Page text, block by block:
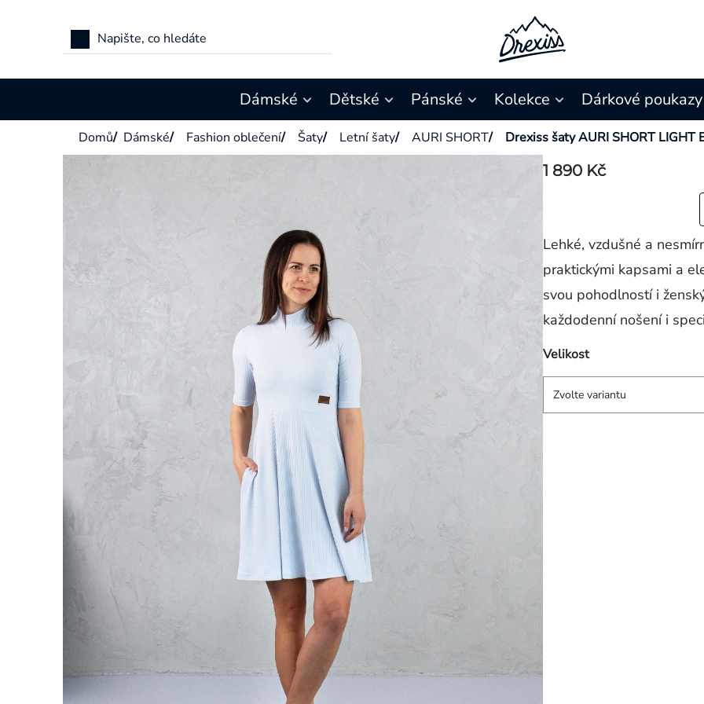
Dámské Dětské Pánské Kolekce Dárkové poukazy
Domů/ Dámské/ Fashion oblečení/ Šaty/ Letní šaty/ AURI SHORT/ Drexiss šaty AURI SHORT LIGHT
1 890 Kč
Velikost
Lehké, vzdušné a
praktickými kapsami a
svou pohodlností i
každodenní nošení i